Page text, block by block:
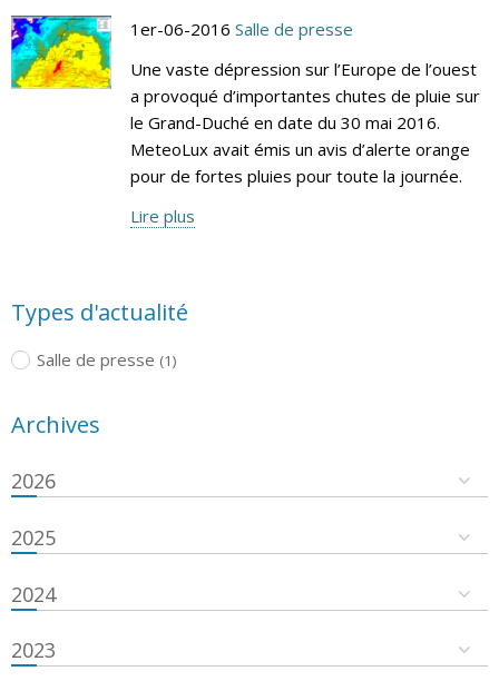
1er-06-2016 Salle de presse
Une vaste dépression sur l’Europe de l’ouest
a provoqué d’importantes chutes de pluie sur
le Grand-Duché en date du 30 mai 2016.
MeteoLux avait émis un avis d’alerte orange
pour de fortes pluies pour toute la journée.
Lire plus
Types d'actualité
Salle de presse (1)
Archives
2026
2025
2024
2023